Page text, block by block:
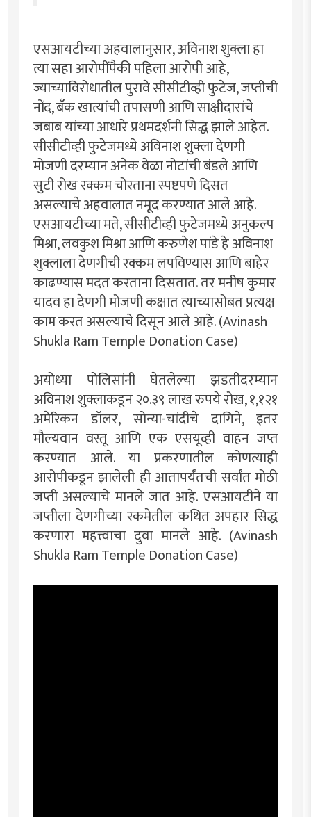
एसआयटीच्या अहवालानुसार, अविनाश शुक्ला हा
त्या सहा आरोपींपैकी पहिला आरोपी आहे,
ज्याच्याविरोधातील पुरावे सीसीटीव्ही फुटेज, जप्तीची
नोंद, बँक खात्यांची तपासणी आणि साक्षीदारांचे
जबाब यांच्या आधारे प्रथमदर्शनी सिद्ध झाले आहेत.
सीसीटीव्ही फुटेजमध्ये अविनाश शुक्ला देणगी
मोजणी दरम्यान अनेक वेळा नोटांची बंडले आणि
सुटी रोख रक्कम चोरताना स्पष्टपणे दिसत
असल्याचे अहवालात नमूद करण्यात आले आहे.
एसआयटीच्या मते, सीसीटीव्ही फुटेजमध्ये अनुकल्प
मिश्रा, लवकुश मिश्रा आणि करुणेश पांडे हे अविनाश
शुक्लाला देणगीची रक्कम लपविण्यास आणि बाहेर
काढण्यास मदत करताना दिसतात. तर मनीष कुमार
यादव हा देणगी मोजणी कक्षात त्याच्यासोबत प्रत्यक्ष
काम करत असल्याचे दिसून आले आहे. (Avinash
Shukla Ram Temple Donation Case)
अयोध्या पोलिसांनी घेतलेल्या झडतीदरम्यान
अविनाश शुक्लाकडून २०.३९ लाख रुपये रोख, १,१२१
अमेरिकन डॉलर, सोन्या-चांदीचे दागिने, इतर
मौल्यवान वस्तू आणि एक एसयूव्ही वाहन जप्त
करण्यात आले. या प्रकरणातील कोणत्याही
आरोपीकडून झालेली ही आतापर्यंतची सर्वांत मोठी
जप्ती असल्याचे मानले जात आहे. एसआयटीने या
जप्तीला देणगीच्या रकमेतील कथित अपहार सिद्ध
करणारा महत्त्वाचा दुवा मानले आहे. (Avinash
Shukla Ram Temple Donation Case)